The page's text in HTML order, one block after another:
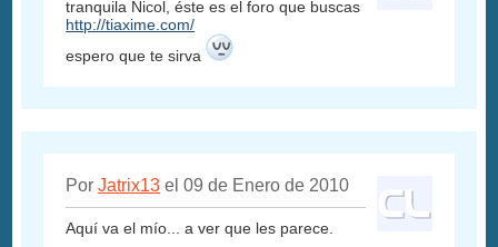
tranquila Nicol, éste es el foro que buscas
http://tiaxime.com/
espero que te sirva
PorJatrix13 el 09 de Enero de 2010
Aquí va el mío... a ver que les parece.